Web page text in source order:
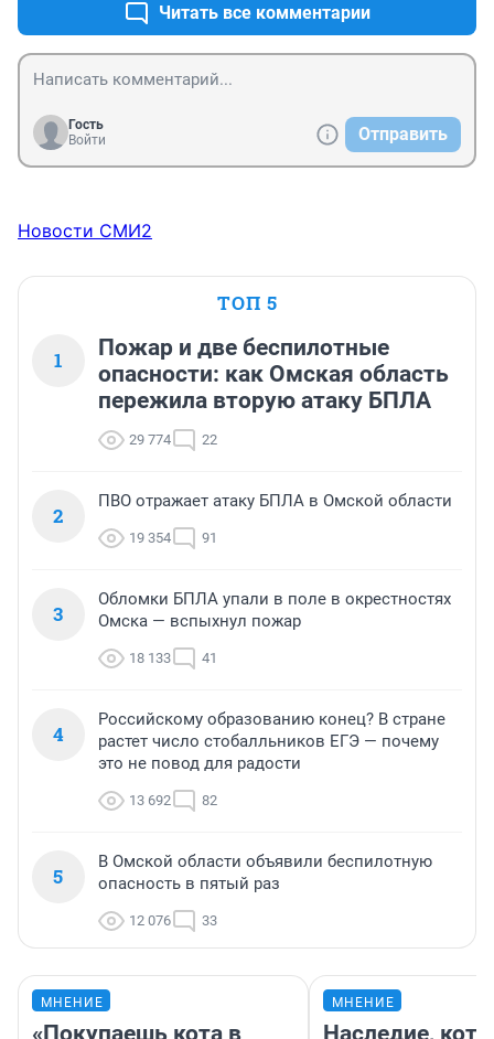
Читать все комментарии
Гость
Войти
Отправить
Новости СМИ2
ТОП 5
1
Пожар и две беспилотные
опасности: как Омская область
пережила вторую атаку БПЛА
29 774 22
2
ПВО отражает атаку БПЛА в Омской области
19 354 91
3
Обломки БПЛА упали в поле в окрестностях
Омска — вспыхнул пожар
18 133 41
4
Российскому образованию конец? В стране
растет число стобалльников ЕГЭ — почему
это не повод для радости
13 692 82
5
В Омской области объявили беспилотную
опасность в пятый раз
12 076 33
МНЕНИЕ
«Покупаешь кота в
МНЕНИЕ
Наследие,